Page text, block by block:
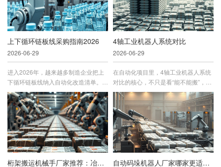
上下循环链板线采购指南2026
2026-06-29
进入2026年，越来越多制造企业把上
下循环链板线纳入自动化改造清单。它
看似只是输送环节的一种设备，实...
4轴工业机器人系统对比
2026-06-29
在自动化项目里，4轴工业机器人系统
对比的核心，不只是看“能不能搬”，而
是看它在效率、质量、交付周期、...
桁架搬运机械手厂家推荐：冶金行业应用解析 自动码垛机器人厂家哪家更适合大批量生产？2026采购参考